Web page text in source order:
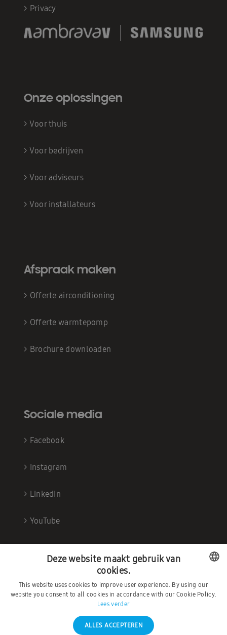
> Privacy
Onze oplossingen
> Voor thuis
> Voor bedrijven
> Voor adviseurs
> Voor installateurs
Afspraak maken
> Offerte airconditioning
> Offerte warmtepomp
> Brochure downloaden
Sociale media
> Facebook
> Instagram
> LinkedIn
> YouTube
©2026 – Ambrava |Privacybeleid|
DUTCH
Deze website maakt gebruik van
cookies.
This website uses cookies to improve user experience. By using our
website you consent to all cookies in accordance with our Cookie Policy.
Lees verder
ALLES ACCEPTEREN